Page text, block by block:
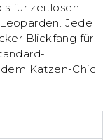
für zeitlosen
Jede
Blickfang für
Katzen-Chic